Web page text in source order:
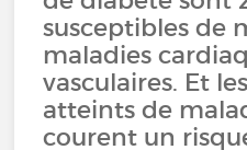
susceptibles de
maladies
vasculaires. Et
atteints de
courent un